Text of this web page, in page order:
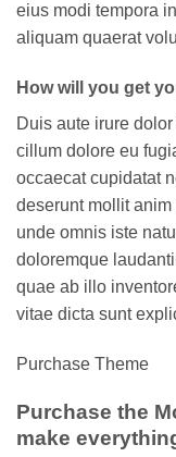
eius modi tempora
aliquam quaerat
How will you get
Duis aute irure
cillum dolore eu
occaecat cupidatat
deserunt mollit
unde omnis iste
doloremque
quae ab illo
vitae dicta sunt
Purchase Theme
Purchase the
make